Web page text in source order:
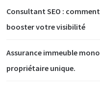
Consultant SEO :
booster votre visibilité
Assurance immeuble
propriétaire unique.